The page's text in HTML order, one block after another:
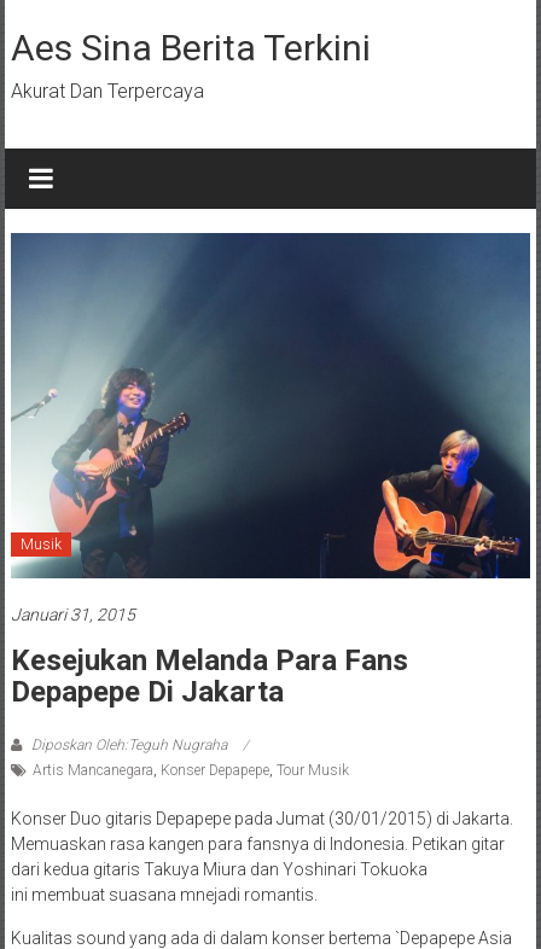
ke
konten
Aes Sina Berita Terkini
Akurat Dan Terpercaya
Musik
Januari 31, 2015
Kesejukan Melanda Para Fans
Depapepe Di Jakarta
Diposkan Oleh:Teguh Nugraha
Artis Mancanegara, Konser Depapepe, Tour Musik
Konser Duo gitaris Depapepe pada Jumat (30/01/2015) di Jakarta.
Memuaskan rasa kangen para fansnya di Indonesia. Petikan gitar
dari kedua gitaris Takuya Miura dan Yoshinari Tokuoka
ini membuat suasana mnejadi romantis.
Kualitas sound yang ada di dalam konser bertema `Depapepe Asia